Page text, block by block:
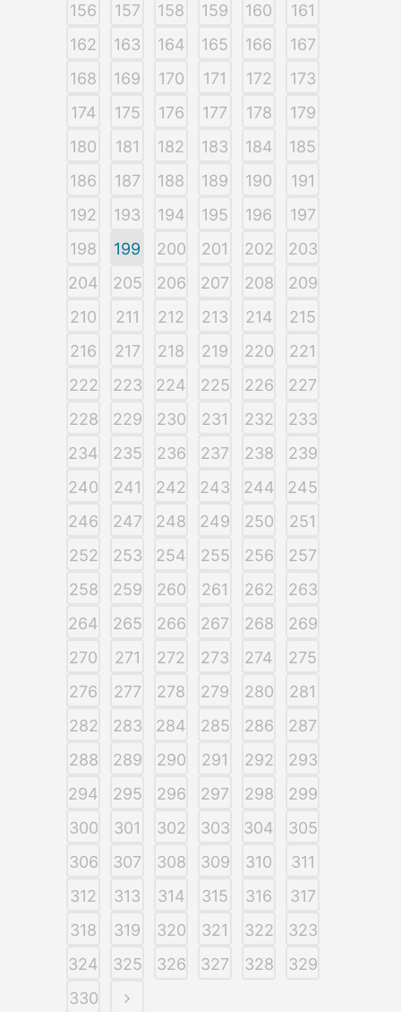
156
157 158 159 160
161
162
163 164 165 166
167
168
169 170 171 172
173
174
175 176 177 178
179
180
181 182 183 184
185
186
187 188 189 190
191
192
193 194 195 196
197
198
199 200 201 202
203
204
205 206 207 208
209
210
211 212 213 214
215
216
217 218 219 220
221
222
223 224 225 226
227
228
229 230 231 232
233
234
235 236 237 238
239
240
241 242 243 244
245
246
247 248 249 250
251
252
253 254 255 256
257
258
259 260 261 262
263
264
265 266 267 268
269
270
271 272 273 274
275
276
277 278 279 280
281
282
283 284 285 286
287
288
289 290 291 292
293
294
295 296 297 298
299
300
301 302 303 304
305
306
307 308 309 310
311
312
313 314 315 316
317
318
319 320 321 322
323
324
325 326 327 328
329
330